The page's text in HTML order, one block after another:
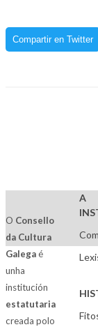
Compartir en Twitter
O Consello
da Cultura
Galegaé
unha
institución
estatutaria
creada polo
A